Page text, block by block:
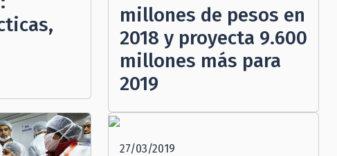
millones de pesos en
2018 y proyecta 9.600
millones más para
2019
27/03/2019